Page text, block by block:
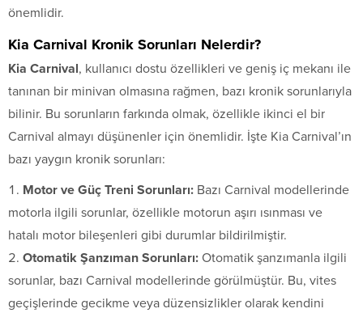
önemlidir.
Kia Carnival Kronik Sorunları Nelerdir?
Kia Carnival, kullanıcı dostu özellikleri ve geniş iç mekanı ile
tanınan bir minivan olmasına rağmen, bazı kronik sorunlarıyla
bilinir. Bu sorunların farkında olmak, özellikle ikinci el bir
Carnival almayı düşünenler için önemlidir. İşte Kia Carnival’ın
bazı yaygın kronik sorunları:
Motor ve Güç Treni Sorunları: Bazı Carnival modellerinde
motorla ilgili sorunlar, özellikle motorun aşırı ısınması ve
hatalı motor bileşenleri gibi durumlar bildirilmiştir.
Otomatik Şanzıman Sorunları: Otomatik şanzımanla ilgili
sorunlar, bazı Carnival modellerinde görülmüştür. Bu, vites
geçişlerinde gecikme veya düzensizlikler olarak kendini